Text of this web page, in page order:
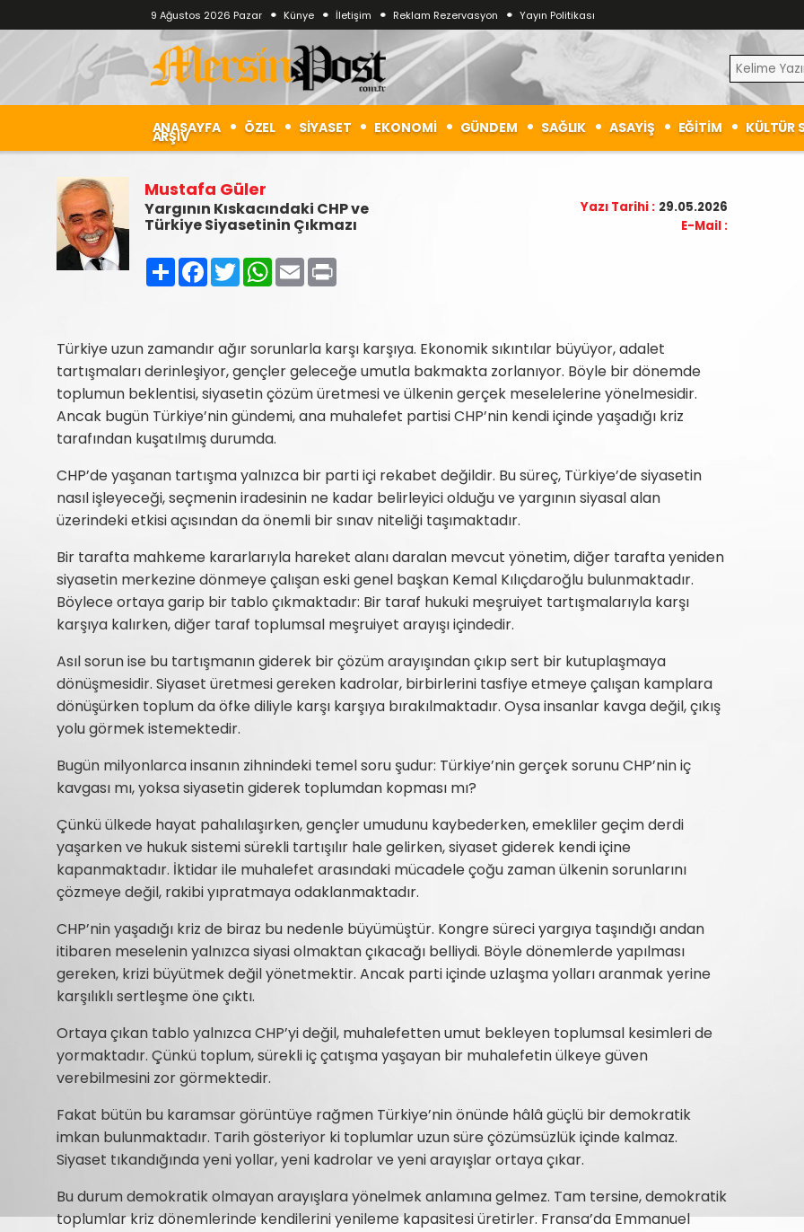
9 Ağustos 2026 Pazar Künye İletişim Reklam Rezervasyon Yayın Politikası
ANASAYFA ÖZEL SİYASET EKONOMİ GÜNDEM SAĞLIK ASAYİŞ EĞİTİM KÜLTÜR
ARŞİV
Mustafa Güler
Yargının Kıskacındaki CHP ve
Türkiye Siyasetinin Çıkmazı
PaylaşFacebook
TwitterWhatsApp
Email
Yazı Tarihi : 29.05.2026
E-Mail :
Türkiye uzun zamandır ağır sorunlarla karşı karşıya. Ekonomik sıkıntılar büyüyor, adalet
tartışmaları derinleşiyor, gençler geleceğe umutla bakmakta zorlanıyor. Böyle bir dönemde
toplumun beklentisi, siyasetin çözüm üretmesi ve ülkenin gerçek meselelerine yönelmesidir.
Ancak bugün Türkiye’nin gündemi, ana muhalefet partisi CHP’nin kendi içinde yaşadığı kriz
tarafından kuşatılmış durumda.
CHP’de yaşanan tartışma yalnızca bir parti içi rekabet değildir. Bu süreç, Türkiye’de siyasetin
nasıl işleyeceği, seçmenin iradesinin ne kadar belirleyici olduğu ve yargının siyasal alan
üzerindeki etkisi açısından da önemli bir sınav niteliği taşımaktadır.
Bir tarafta mahkeme kararlarıyla hareket alanı daralan mevcut yönetim, diğer tarafta yeniden
siyasetin merkezine dönmeye çalışan eski genel başkan Kemal Kılıçdaroğlu bulunmaktadır.
Böylece ortaya garip bir tablo çıkmaktadır: Bir taraf hukuki meşruiyet tartışmalarıyla karşı
karşıya kalırken, diğer taraf toplumsal meşruiyet arayışı içindedir.
Asıl sorun ise bu tartışmanın giderek bir çözüm arayışından çıkıp sert bir kutuplaşmaya
dönüşmesidir. Siyaset üretmesi gereken kadrolar, birbirlerini tasfiye etmeye çalışan kamplara
dönüşürken toplum da öfke diliyle karşı karşıya bırakılmaktadır. Oysa insanlar kavga değil, çıkış
yolu görmek istemektedir.
Bugün milyonlarca insanın zihnindeki temel soru şudur: Türkiye’nin gerçek sorunu CHP’nin iç
kavgası mı, yoksa siyasetin giderek toplumdan kopması mı?
Çünkü ülkede hayat pahalılaşırken, gençler umudunu kaybederken, emekliler geçim derdi
yaşarken ve hukuk sistemi sürekli tartışılır hale gelirken, siyaset giderek kendi içine
kapanmaktadır. İktidar ile muhalefet arasındaki mücadele çoğu zaman ülkenin sorunlarını
çözmeye değil, rakibi yıpratmaya odaklanmaktadır.
CHP’nin yaşadığı kriz de biraz bu nedenle büyümüştür. Kongre süreci yargıya taşındığı andan
itibaren meselenin yalnızca siyasi olmaktan çıkacağı belliydi. Böyle dönemlerde yapılması
gereken, krizi büyütmek değil yönetmektir. Ancak parti içinde uzlaşma yolları aranmak yerine
karşılıklı sertleşme öne çıktı.
Ortaya çıkan tablo yalnızca CHP’yi değil, muhalefetten umut bekleyen toplumsal kesimleri de
yormaktadır. Çünkü toplum, sürekli iç çatışma yaşayan bir muhalefetin ülkeye güven
verebilmesini zor görmektedir.
Fakat bütün bu karamsar görüntüye rağmen Türkiye’nin önünde hâlâ güçlü bir demokratik
imkan bulunmaktadır. Tarih gösteriyor ki toplumlar uzun süre çözümsüzlük içinde kalmaz.
Siyaset tıkandığında yeni yollar, yeni kadrolar ve yeni arayışlar ortaya çıkar.
Bu durum demokratik olmayan arayışlara yönelmek anlamına gelmez. Tam tersine, demokratik
toplumlar kriz dönemlerinde kendilerini yenileme kapasitesi üretirler. Fransa’da Emmanuel